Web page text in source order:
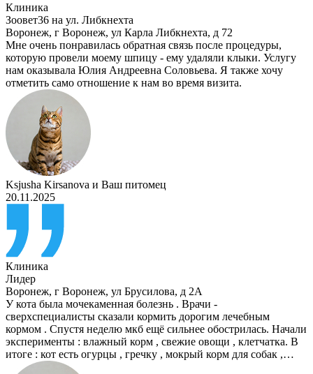
Клиника
Зоовет36 на ул. Либкнехта
Воронеж, г Воронеж, ул Карла Либкнехта, д 72
Мне очень понравилась обратная связь после процедуры,
которую провели моему шпицу - ему удаляли клыки. Услугу
нам оказывала Юлия Андреевна Соловьева. Я также хочу
отметить само отношение к нам во время визита.
Ksjusha Kirsanova и Ваш питомец
20.11.2025
Клиника
Лидер
Воронеж, г Воронеж, ул Брусилова, д 2А
У кота была мочекаменная болезнь . Врачи -
сверхспециалисты сказали кормить дорогим лечебным
кормом . Спустя неделю мкб ещё сильнее обострилась. Начали
эксперименты : влажный корм , свежие овощи , клетчатка. В
итоге : кот есть огурцы , гречку , мокрый корм для собак ,…